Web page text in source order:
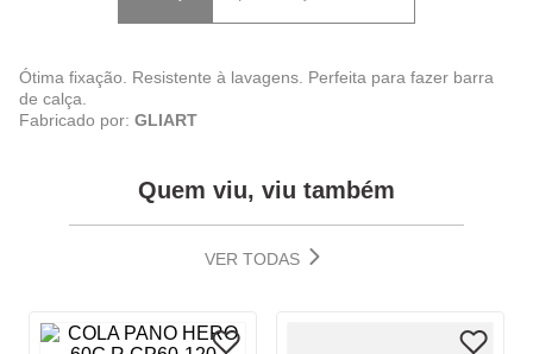
Ótima fixação. Resistente à lavagens. Perfeita para fazer barra
de calça.
Fabricado por: GLIART
Quem viu, viu também
VER TODAS